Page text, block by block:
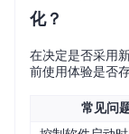
化？
在决定是否采用
前使用体验是否
常见问